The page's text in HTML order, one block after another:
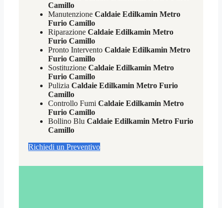
Camillo
Manutenzione Caldaie Edilkamin Metro
Furio Camillo
Riparazione Caldaie Edilkamin Metro
Furio Camillo
Pronto Intervento Caldaie Edilkamin Metro
Furio Camillo
Sostituzione Caldaie Edilkamin Metro
Furio Camillo
Pulizia Caldaie Edilkamin Metro Furio
Camillo
Controllo Fumi Caldaie Edilkamin Metro
Furio Camillo
Bollino Blu Caldaie Edilkamin Metro Furio
Camillo
Richiedi un Preventivo